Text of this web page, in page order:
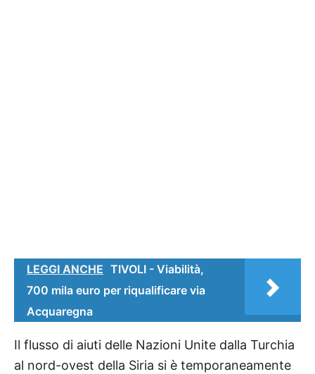
LEGGI ANCHE TIVOLI - Viabilità,
700 mila euro per riqualificare via
Acquaregna
Il flusso di aiuti delle Nazioni Unite dalla Turchia
al nord-ovest della Siria si è temporaneamente